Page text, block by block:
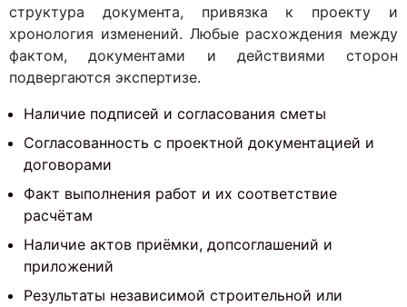
структура документа, привязка к проекту и
хронология изменений. Любые расхождения между
фактом, документами и действиями сторон
подвергаются экспертизе.
Наличие подписей и согласования сметы
Согласованность с проектной документацией и
договорами
Факт выполнения работ и их соответствие
расчётам
Наличие актов приёмки, допсоглашений и
приложений
Результаты независимой строительной или